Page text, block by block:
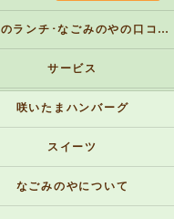
鴻巣のランチ･なごみのやの口コミ情報
サービス
咲いたまハンバーグ
スイーツ
なごみのやについて